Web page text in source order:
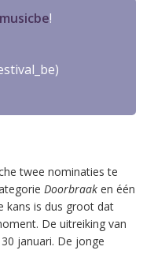
!
twee nominaties te
Doorbraaken één
kans is dus groot dat
De uitreiking van
januari. De jonge